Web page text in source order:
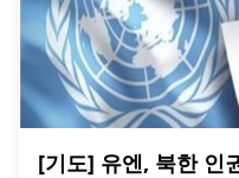
[기도] 유엔, 북한 인